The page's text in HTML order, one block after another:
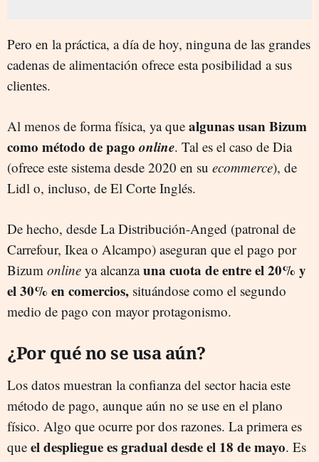
Pero en la práctica, a día de hoy, ninguna de las grandes
cadenas de alimentación ofrece esta posibilidad a sus
clientes.
Al menos de forma física, ya que algunas usan Bizum
como método de pago online. Tal es el caso de Dia
(ofrece este sistema desde 2020 en su ecommerce), de
Lidl o, incluso, de El Corte Inglés.
De hecho, desde La Distribución-Anged (patronal de
Carrefour, Ikea o Alcampo) aseguran que el pago por
Bizum online ya alcanzauna cuota de entre el 20% y
el 30% en comercios, situándose como el segundo
medio de pago con mayor protagonismo.
¿Por qué no se usa aún?
Los datos muestran la confianza del sector hacia este
método de pago, aunque aún no se use en el plano
físico. Algo que ocurre por dos razones. La primera es
que el despliegue es gradual desde el 18 de mayo. Es